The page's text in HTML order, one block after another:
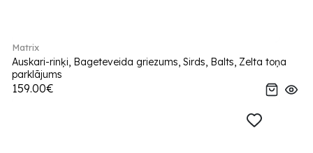
Matrix
Auskari-rinķi, Bageteveida griezums, Sirds, Balts, Zelta toņa
parklājums
159.00€